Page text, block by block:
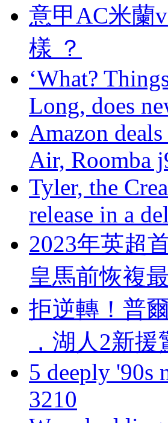
意甲AC米蘭
樣 ？
‘What?
Long, does
Amazon
Air, Roomba
Tyler, the
release in a
2023年英超首
皇馬前恢複
拒逆轉！普
，湖人2新
5 deeply '90s
3210